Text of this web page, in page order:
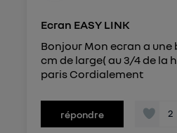
Ecran EASY LINK
Bonjour Mon ecran a
cm de large( au 3/4 de la
paris Cordialement
répondre 2